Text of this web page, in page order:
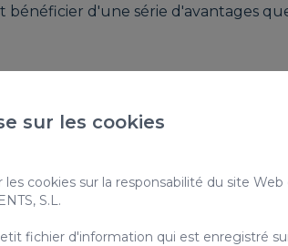
bénéficier d'une série d'avantages
l'indépendance et l'intimité
à votre rythme, aussi
sur les cookies
cookies sur la responsabilité du site Web
S.L.
fichier d'information qui est enregistré